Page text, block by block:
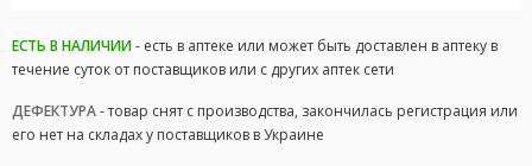
ЕСТЬ В НАЛИЧИИ- есть в аптеке или может быть доставлен в аптеку в
течение суток от поставщиков или с других аптек сети
ДЕФЕКТУРА- товар снят с производства, закончилась регистрация или
его нет на складах у поставщиков в Украине